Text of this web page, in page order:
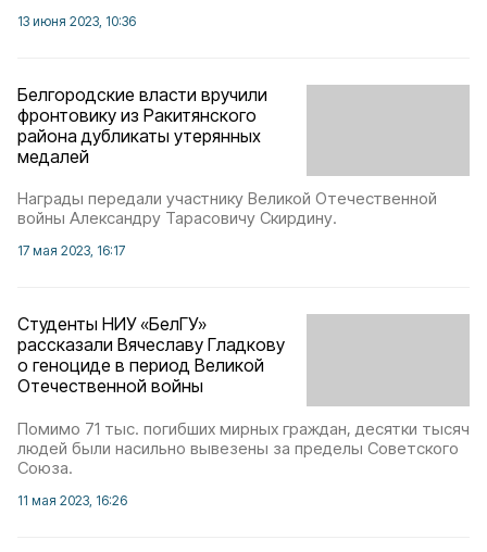
13 июня 2023, 10:36
Белгородские власти вручили
фронтовику из Ракитянского
района дубликаты утерянных
медалей
Награды передали участнику Великой Отечественной
войны Александру Тарасовичу Скирдину.
17 мая 2023, 16:17
Студенты НИУ «БелГУ»
рассказали Вячеславу Гладкову
о геноциде в период Великой
Отечественной войны
Помимо 71 тыс. погибших мирных граждан, десятки тысяч
людей были насильно вывезены за пределы Советского
Союза.
11 мая 2023, 16:26